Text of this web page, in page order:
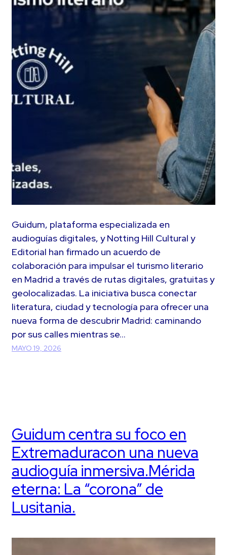
Guidum, plataforma especializada en
audioguías digitales, y Notting Hill Cultural y
Editorial han firmado un acuerdo de
colaboración para impulsar el turismo literario
en Madrid a través de rutas digitales, gratuitas y
geolocalizadas. La iniciativa busca conectar
literatura, ciudad y tecnología para ofrecer una
nueva forma de descubrir Madrid: caminando
por sus calles mientras se…
MAYO 19, 2026
Guidum centra su foco en
Extremaduracon una nueva
audioguía inmersiva.Mérida
eterna: La “corona” de
Lusitania.